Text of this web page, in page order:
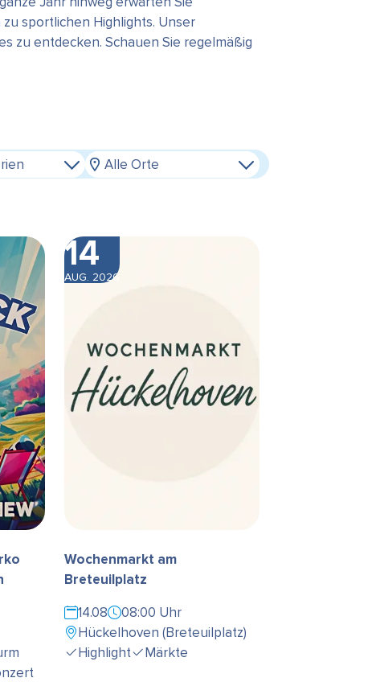
sportlichen Highlights. Unser
zu entdecken. Schauen Sie regelmäßig
Alle Orte
14
AUG. 2026
Wochenmarkt am
Breteuilplatz
14.08
08:00 Uhr
Hückelhoven (Breteuilplatz)
Highlight
Märkte